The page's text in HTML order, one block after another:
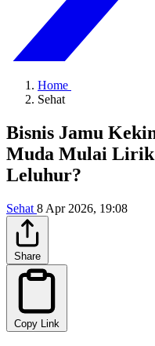
Home
Sehat
Bisnis Jamu
Muda Mulai
Leluhur?
Sehat 8 Apr 2026, 19:08
Share
Copy Link